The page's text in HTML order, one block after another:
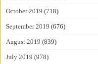
October 2019 (718)
September 2019 (676)
August 2019 (839)
July 2019 (978)